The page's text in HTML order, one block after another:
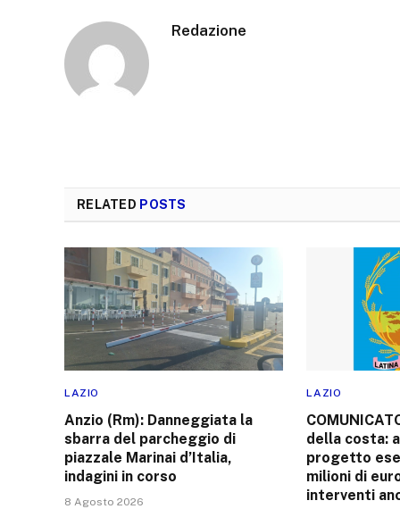
Redazione
RELATED POSTS
LAZIO
Anzio (Rm): Danneggiata la
sbarra del parcheggio di
piazzale Marinai d’Italia,
indagini in corso
8 Agosto 2026
LAZIO
della costa:
progetto
milioni di
interventi